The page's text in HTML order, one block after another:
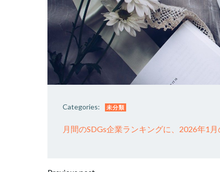
Categories: 未分類
月間のSDGs企業ランキングに、2026年1